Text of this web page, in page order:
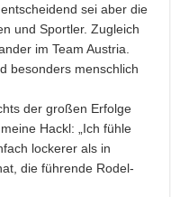
sei aber die
und Sportler. Zugleich
im Team Austria.
besonders menschlich
der großen Erfolge
Hackl: „Ich fühle
lockerer als in
die führende Rodel-